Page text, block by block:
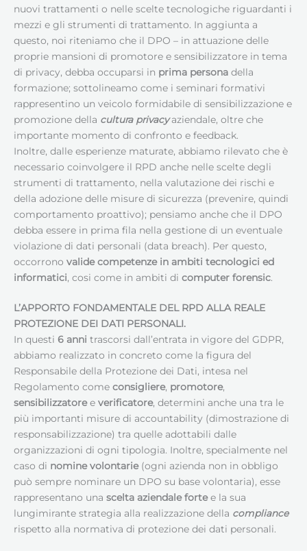
nuovi trattamenti o nelle scelte tecnologiche riguardanti i
mezzi e gli strumenti di trattamento. In aggiunta a
questo, noi riteniamo che il DPO – in attuazione delle
proprie mansioni di promotore e sensibilizzatore in tema
di privacy, debba occuparsi in prima persona della
formazione; sottolineamo come i seminari formativi
rappresentino un veicolo formidabile di sensibilizzazione e
promozione della cultura privacyaziendale, oltre che
importante momento di confronto e feedback.
Inoltre, dalle esperienze maturate, abbiamo rilevato che è
necessario coinvolgere il RPD anche nelle scelte degli
strumenti di trattamento, nella valutazione dei rischi e
della adozione delle misure di sicurezza (prevenire, quindi
comportamento proattivo); pensiamo anche che il DPO
debba essere in prima fila nella gestione di un eventuale
violazione di dati personali (data breach). Per questo,
occorrono valide competenze in ambiti tecnologici ed
informatici, cosi come in ambiti di computer forensic.
L’APPORTO FONDAMENTALE DEL RPD ALLA REALE
PROTEZIONE DEI DATI PERSONALI.
In questi 6 anni trascorsi dall’entrata in vigore del GDPR,
abbiamo realizzato in concreto come la figura del
Responsabile della Protezione dei Dati, intesa nel
Regolamento come consigliere, promotore,
sensibilizzatoree verificatore, determini anche una tra le
più importanti misure di accountability (dimostrazione di
responsabilizzazione) tra quelle adottabili dalle
organizzazioni di ogni tipologia. Inoltre, specialmente nel
caso di nomine volontarie(ogni azienda non in obbligo
può sempre nominare un DPO su base volontaria), esse
rappresentano una scelta aziendale fortee la sua
lungimirante strategia alla realizzazione della compliance
rispetto alla normativa di protezione dei dati personali.